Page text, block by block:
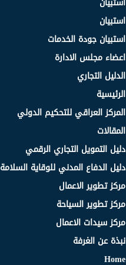
استبيان
استبيان جودة الخدمات
اعضاء مجلس الادارة
الدليل التجاري
الرئيسية
المركز العراقي للتحكيم الدولي
المقالات
دليل التمويل التجاري الرقمي
دليل الدفاع المدني للوقاية السلامة
مركز تطوير الاعمال
مركز تطوير السياحة
مركز سيدات الاعمال
نبذة عن الغرفة
Home